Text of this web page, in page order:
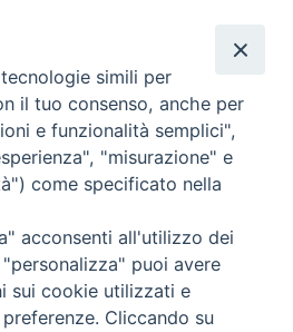
simili per
il tuo consenso, anche per
e funzionalità semplici",
"misurazione" e
come specificato nella
acconsenti all'utilizzo dei
puoi avere
sui cookie utilizzati e
Cliccando su